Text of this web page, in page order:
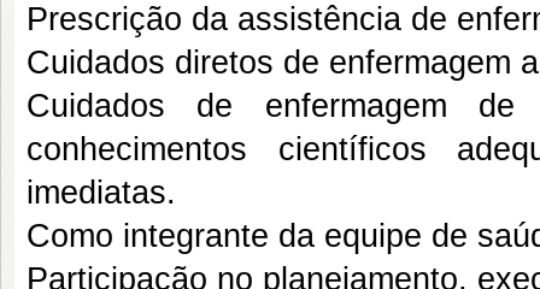
Prescrição da assistência de
Cuidados diretos de enfermagem
Cuidados de enfermagem
conhecimentos científicos
imediatas.
Como integrante da equipe de
Participação no planejamento,